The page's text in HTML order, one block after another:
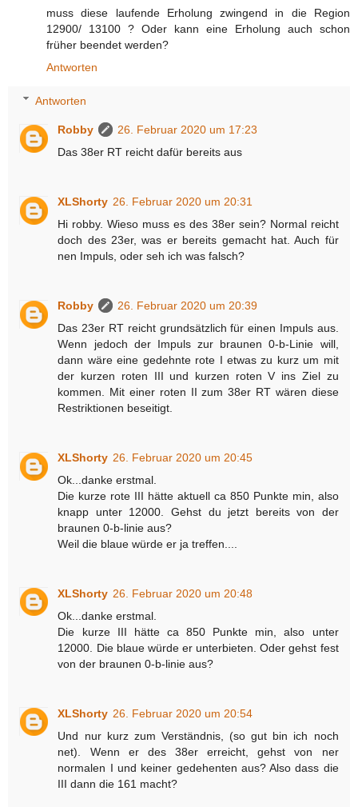
muss diese laufende Erholung zwingend in die Region
12900/ 13100 ? Oder kann eine Erholung auch schon
früher beendet werden?
Antworten
Antworten
Robby
26. Februar 2020 um 17:23
Das 38er RT reicht dafür bereits aus
XLShorty 26. Februar 2020 um 20:31
Hi robby. Wieso muss es des 38er sein? Normal reicht
doch des 23er, was er bereits gemacht hat. Auch für
nen Impuls, oder seh ich was falsch?
Robby
26. Februar 2020 um 20:39
Das 23er RT reicht grundsätzlich für einen Impuls aus.
Wenn jedoch der Impuls zur braunen 0-b-Linie will,
dann wäre eine gedehnte rote I etwas zu kurz um mit
der kurzen roten III und kurzen roten V ins Ziel zu
kommen. Mit einer roten II zum 38er RT wären diese
Restriktionen beseitigt.
XLShorty 26. Februar 2020 um 20:45
Ok...danke erstmal.
Die kurze rote III hätte aktuell ca 850 Punkte min, also
knapp unter 12000. Gehst du jetzt bereits von der
braunen 0-b-linie aus?
Weil die blaue würde er ja treffen....
XLShorty 26. Februar 2020 um 20:48
Ok...danke erstmal.
Die kurze III hätte ca 850 Punkte min, also unter
12000. Die blaue würde er unterbieten. Oder gehst fest
von der braunen 0-b-linie aus?
XLShorty 26. Februar 2020 um 20:54
Und nur kurz zum Verständnis, (so gut bin ich noch
net). Wenn er des 38er erreicht, gehst von ner
normalen I und keiner gedehenten aus? Also dass die
III dann die 161 macht?